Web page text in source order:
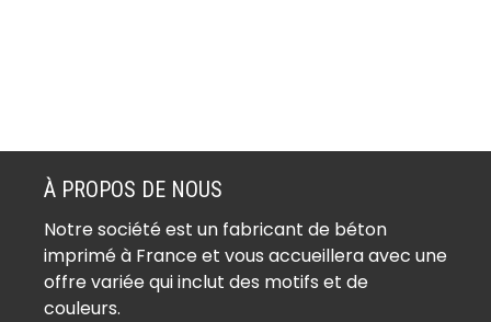
À PROPOS DE NOUS
Notre société est un fabricant de béton
imprimé à France et vous accueillera avec une
offre variée qui inclut des motifs et de
couleurs.